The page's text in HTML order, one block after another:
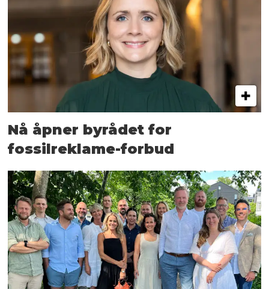
Nå åpner byrådet for
fossilreklame-forbud